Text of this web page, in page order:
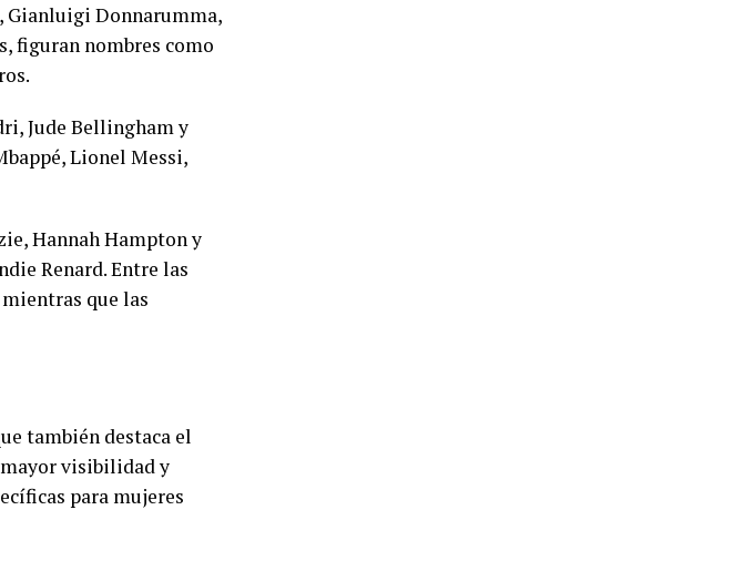
Gianluigi Donnarumma,
figuran nombres como
Jude Bellingham y
Lionel Messi,
Hannah Hampton y
Renard. Entre las
que las
también destaca el
visibilidad y
para mujeres